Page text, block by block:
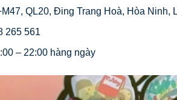
QL20, Đing Trang Hoà, Hòa Ninh,
265 561
– 22:00 hàng ngày